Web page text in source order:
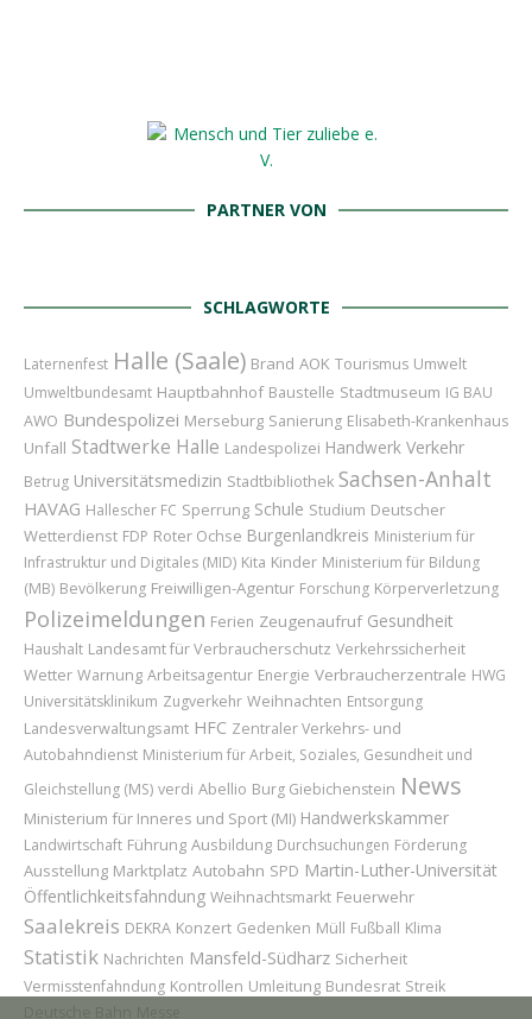
PARTNER VON
SCHLAGWORTE
Laternenfest Halle (Saale) Brand AOK Tourismus Umwelt
Umweltbundesamt Hauptbahnhof Baustelle Stadtmuseum IG BAU
AWO Bundespolizei Merseburg Sanierung Elisabeth-Krankenhaus
Unfall Stadtwerke Halle Landespolizei Handwerk Verkehr
Betrug Universitätsmedizin Stadtbibliothek Sachsen-Anhalt
HAVAG Hallescher FC Sperrung Schule Studium Deutscher
Wetterdienst FDP Roter Ochse Burgenlandkreis Ministerium für
Infrastruktur und Digitales (MID) Kita Kinder Ministerium für Bildung
(MB) Bevölkerung Freiwilligen-Agentur Forschung Körperverletzung
Polizeimeldungen Ferien Zeugenaufruf Gesundheit
Haushalt Landesamt für Verbraucherschutz Verkehrssicherheit
Wetter Warnung Arbeitsagentur Energie Verbraucherzentrale HWG
Universitätsklinikum Zugverkehr Weihnachten Entsorgung
Landesverwaltungsamt HFC Zentraler Verkehrs- und
Autobahndienst Ministerium für Arbeit, Soziales, Gesundheit und
Gleichstellung (MS) verdi Abellio Burg Giebichenstein News
Ministerium für Inneres und Sport (MI) Handwerkskammer
Landwirtschaft Führung Ausbildung Durchsuchungen Förderung
Ausstellung Marktplatz Autobahn SPD Martin-Luther-Universität
Öffentlichkeitsfahndung Weihnachtsmarkt Feuerwehr
Saalekreis DEKRA Konzert Gedenken Müll Fußball Klima
Statistik Nachrichten Mansfeld-Südharz Sicherheit
Vermisstenfahndung Kontrollen Umleitung Bundesrat Streik